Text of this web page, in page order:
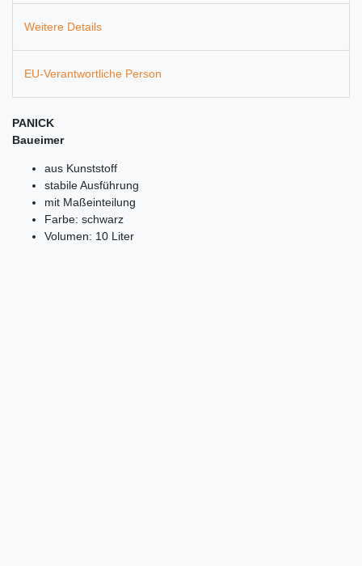
Weitere Details
EU-Verantwortliche Person
PANICK
Baueimer
aus Kunststoff
stabile Ausführung
mit Maßeinteilung
Farbe: schwarz
Volumen: 10 Liter